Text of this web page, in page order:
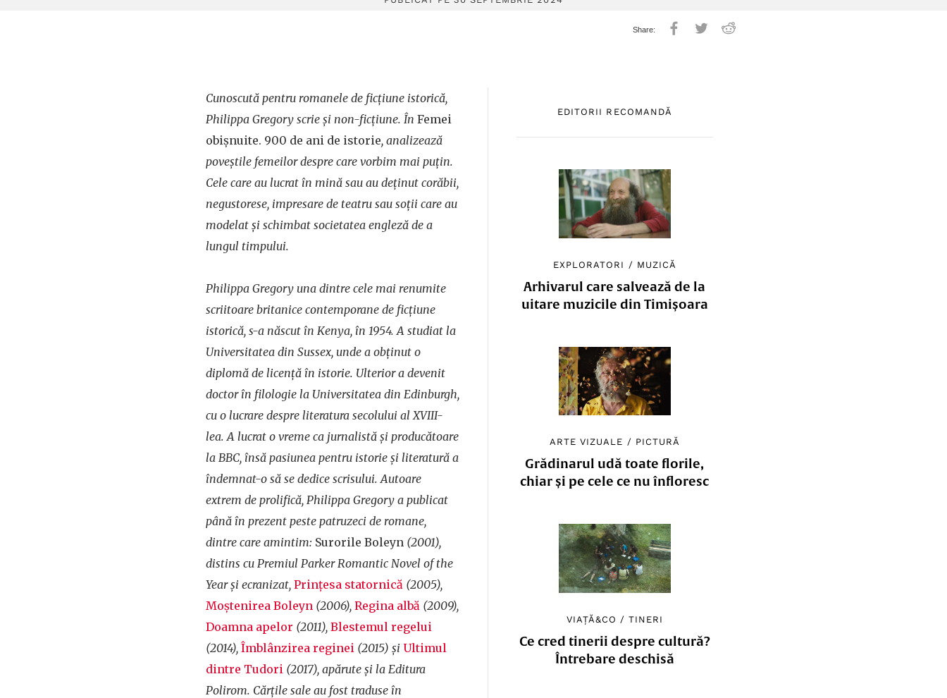
EDITORII RECOMANDĂ
EXPLORATORI / MUZICĂ
Arhivarul care salvează de la
uitare muzicile din Timișoara
ARTE VIZUALE / PICTURĂ
Grădinarul udă toate florile,
chiar și pe cele ce nu înfloresc
VIAȚĂ&CO /TINERI
Ce cred tinerii despre cultură?
Întrebare deschisă
Cunoscută pentru romanele de ficțiune istorică,
Philippa Gregory scrie și non-ficțiune. În Femei
obișnuite. 900 de ani de istorie, analizează
poveștile femeilor despre care vorbim mai puțin.
Cele care au lucrat în mină sau au deținut corăbii,
negustorese, impresare de teatru sau soții care au
modelat și schimbat societatea engleză de a
lungul timpului.
Philippa Gregory una dintre cele mai renumite
scriitoare britanice contemporane de ficţiune
istorică, s-a născut în Kenya, în 1954. A studiat la
Universitatea din Sussex, unde a obţinut o
diplomă de licenţă în istorie. Ulterior a devenit
doctor în filologie la Universitatea din Edinburgh,
cu o lucrare despre literatura secolului al XVIII-
lea. A lucrat o vreme ca jurnalistă şi producătoare
la BBC, însă pasiunea pentru istorie şi literatură a
îndemnat-o să se dedice scrisului. Autoare
extrem de prolifică, Philippa Gregory a publicat
până în prezent peste patruzeci de romane,
dintre care amintim: Surorile Boleyn (2001),
distins cu Premiul Parker Romantic Novel of the
Year şi ecranizat, Prinţesa statornică (2005),
Moştenirea Boleyn (2006), Regina albă (2009),
Doamna apelor (2011), Blestemul regelui
(2014), Îmblânzirea reginei (2015) şi Ultimul
dintre Tudori (2017), apărute şi la Editura
Polirom. Cărţile sale au fost traduse în